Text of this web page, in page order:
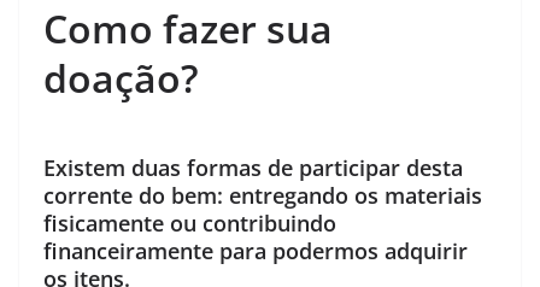
Como fazer sua
doação?
Existem duas formas de participar desta
corrente do bem: entregando os materiais
fisicamente ou contribuindo
financeiramente para podermos adquirir
os itens.